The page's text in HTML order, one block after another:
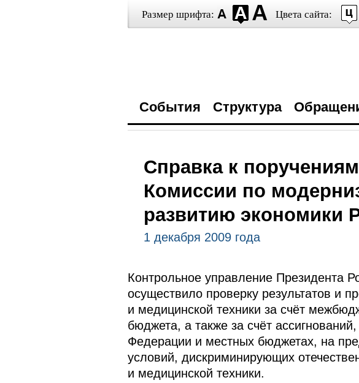
Размер шрифта: Цвета сайта:
События Структура
Справка к
Комиссии по
развитию экономики
1 декабря 2009 года
Контрольное управление Президента
осуществило проверку результатов и
и медицинской техники за счёт
бюджета, а также за счёт
Федерации и местных бюджетах, на
условий, дискриминирующих
и медицинской техники.